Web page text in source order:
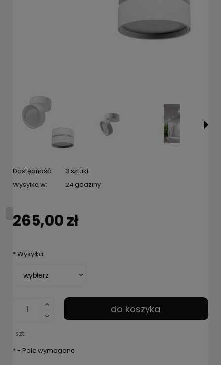
Dostępność:
3 sztuki
Wysyłka w:
24 godziny
265,00 zł
*Wysyłka:
szt.
do koszyka
*- Pole wymagane